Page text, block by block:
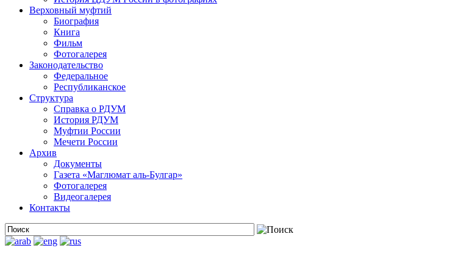
Верховный муфтий
Биография
Книга
Фильм
Фотогалерея
Законодательство
Федеральное
Республиканское
Структура
Справка о РДУМ
История РДУМ
Муфтии России
Мечети России
Архив
Документы
Газета «Маглюмат аль-Булгар»
Фотогалерея
Видеогалерея
Контакты